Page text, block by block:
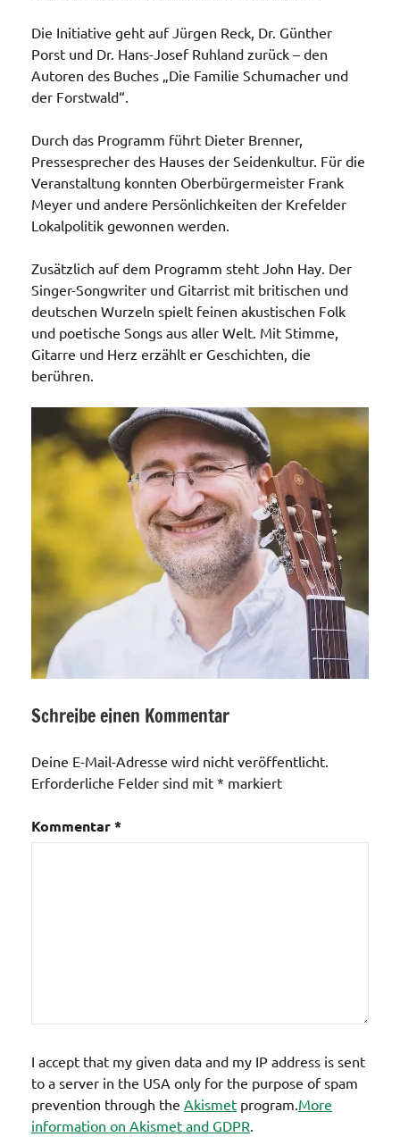
Die Initiative geht auf Jürgen Reck, Dr. Günther
Porst und Dr. Hans-Josef Ruhland zurück – den
Autoren des Buches „Die Familie Schumacher und
der Forstwald“.
Durch das Programm führt Dieter Brenner,
Pressesprecher des Hauses der Seidenkultur. Für die
Veranstaltung konnten Oberbürgermeister Frank
Meyer und andere Persönlichkeiten der Krefelder
Lokalpolitik gewonnen werden.
Zusätzlich auf dem Programm steht John Hay. Der
Singer-Songwriter und Gitarrist mit britischen und
deutschen Wurzeln spielt feinen akustischen Folk
und poetische Songs aus aller Welt. Mit Stimme,
Gitarre und Herz erzählt er Geschichten, die
berühren.
Schreibe einen Kommentar
Deine E-Mail-Adresse wird nicht veröffentlicht.
Erforderliche Felder sind mit * markiert
Kommentar*
I accept that my given data and my IP address is sent
to a server in the USA only for the purpose of spam
prevention through the Akismet program.More
information on Akismet and GDPR.